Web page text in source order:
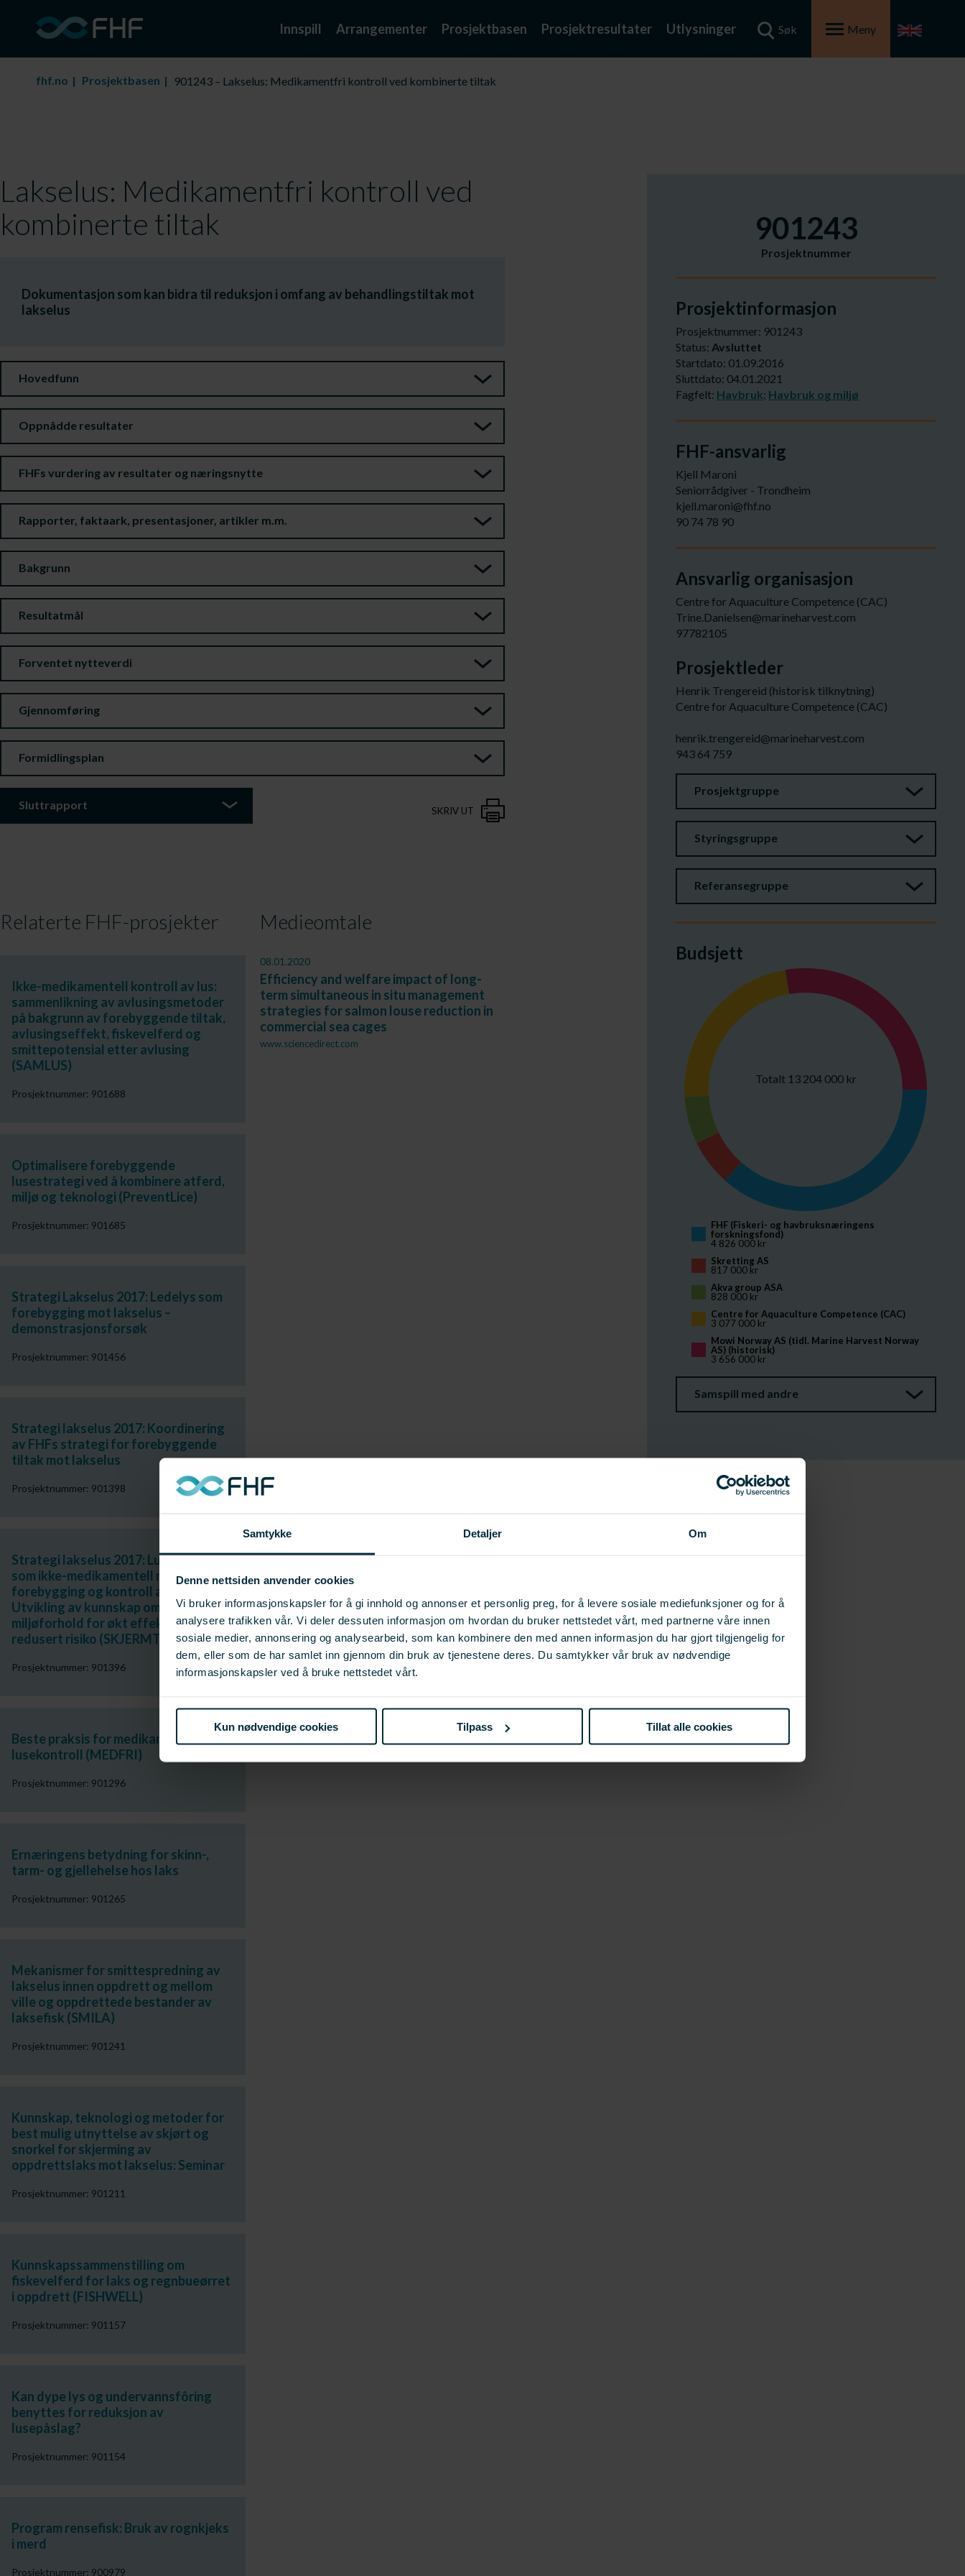
Samtykke Detaljer Om
Denne nettsiden anvender cookies
Vi bruker informasjonskapsler for å gi innhold og annonser et personlig preg, for å levere sosiale mediefunksjoner og for å
analysere trafikken vår. Vi deler dessuten informasjon om hvordan du bruker nettstedet vårt, med partnerne våre innen
sosiale medier, annonsering og analysearbeid, som kan kombinere den med annen informasjon du har gjort tilgjengelig for
dem, eller som de har samlet inn gjennom din bruk av tjenestene deres. Du samtykker vår bruk av nødvendige
informasjonskapsler ved å bruke nettstedet vårt.
Kun nødvendige cookies Tilpass Tillat alle cookies
Innspill Arrangementer Prosjektbasen Prosjektresultater Utlysninger Søk Meny
fhf.no Prosjektbasen 901243 – Lakselus: Medikamentfri kontroll ved kombinerte tiltak
Lakselus: Medikamentfri kontroll ved
kombinerte tiltak
Dokumentasjon som kan bidra til reduksjon i omfang av behandlingstiltak mot
lakselus
Hovedfunn
Oppnådde resultater
FHFs vurdering av resultater og næringsnytte
Rapporter, faktaark, presentasjoner, artikler m.m.
Bakgrunn
Resultatmål
Forventet nytteverdi
Gjennomføring
Formidlingsplan
Sluttrapport SKRIV UT
Relaterte FHF-prosjekter
Ikke-medikamentell kontroll av lus:
sammenlikning av avlusingsmetoder
på bakgrunn av forebyggende tiltak,
avlusingseffekt, fiskevelferd og
smittepotensial etter avlusing
(SAMLUS)
Prosjektnummer: 901688
Optimalisere forebyggende
lusestrategi ved å kombinere atferd,
miljø og teknologi (PreventLice)
Prosjektnummer: 901685
Strategi Lakselus 2017: Ledelys som
forebygging mot lakselus –
demonstrasjonsforsøk
Prosjektnummer: 901456
Strategi lakselus 2017: Koordinering
av FHFs strategi for forebyggende
tiltak mot lakselus
Prosjektnummer: 901398
Strategi lakselus 2017: Luseskjørt
som ikke-medikamentell metode for
forebygging og kontroll av lakselus –
Utvikling av kunnskap om
miljøforhold for økt effekt og
redusert risiko (SKJERMTEK)
Prosjektnummer: 901396
Beste praksis for medikamentfri
lusekontroll (MEDFRI)
Prosjektnummer: 901296
Ernæringens betydning for skinn-,
tarm- og gjellehelse hos laks
Prosjektnummer: 901265
Mekanismer for smittespredning av
lakselus innen oppdrett og mellom
ville og oppdrettede bestander av
laksefisk (SMILA)
Prosjektnummer: 901241
Kunnskap, teknologi og metoder for
best mulig utnyttelse av skjørt og
snorkel for skjerming av
oppdrettslaks mot lakselus: Seminar
Prosjektnummer: 901211
Kunnskapssammenstilling om
fiskevelferd for laks og regnbueørret
i oppdrett (FISHWELL)
Prosjektnummer: 901157
Kan dype lys og undervannsfôring
benyttes for reduksjon av
lusepåslag?
Prosjektnummer: 901154
Program rensefisk: Bruk av rognkjeks
i merd
Prosjektnummer: 900979
Medieomtale
08.01.2020
Efficiency and welfare impact of long-
term simultaneous in situ management
strategies for salmon louse reduction in
commercial sea cages
www.sciencedirect.com
901243
Prosjektnummer
Prosjektinformasjon
Prosjektnummer: 901243
Status: Avsluttet
Startdato: 01.09.2016
Sluttdato: 04.01.2021
Fagfelt: Havbruk; Havbruk og miljø
FHF-ansvarlig
Kjell Maroni
Seniorrådgiver - Trondheim
kjell.maroni@fhf.no
90 74 78 90
Ansvarlig organisasjon
Centre for Aquaculture Competence (CAC)
Trine.Danielsen@marineharvest.com
97782105
Prosjektleder
Henrik Trengereid (historisk tilknytning)
Centre for Aquaculture Competence (CAC)
henrik.trengereid@marineharvest.com
943 64 759
Prosjektgruppe
Styringsgruppe
Referansegruppe
Budsjett
Totalt 13 204 000 kr
FHF (Fiskeri- og havbruksnæringens
forskningsfond)
4 826 000 kr
Skretting AS
817 000 kr
Akva group ASA
828 000 kr
Centre for Aquaculture Competence (CAC)
3 077 000 kr
Mowi Norway AS (tidl. Marine Harvest Norway
AS) (historisk)
3 656 000 kr
Samspill med andre